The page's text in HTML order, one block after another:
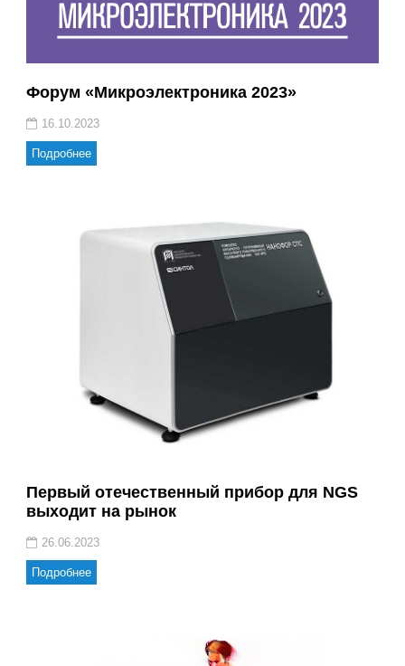
Форум «Микроэлектроника 2023»
16.10.2023
Подробнее
Первый отечественный прибор для NGS
выходит на рынок
26.06.2023
Подробнее